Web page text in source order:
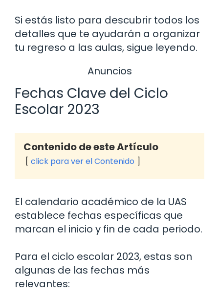
Si estás listo para descubrir todos los
detalles que te ayudarán a organizar
tu regreso a las aulas, sigue leyendo.
Anuncios
Fechas Clave del Ciclo
Escolar 2023
Contenido de este Artículo
click para ver el Contenido
El calendario académico de la UAS
establece fechas específicas que
marcan el inicio y fin de cada periodo.
Para el ciclo escolar 2023, estas son
algunas de las fechas más
relevantes: